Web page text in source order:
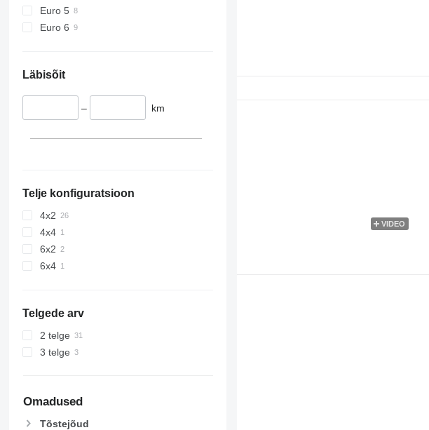
Euro 5
Euro 6
Läbisõit
– km
Telje konfiguratsioon
4x2
4x4
6x2
6x4
Telgede arv
2 telge
3 telge
Omadused
Tõstejõud
VIDEO